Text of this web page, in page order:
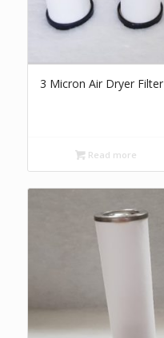
3 Micron Air Dryer Filter
Read more